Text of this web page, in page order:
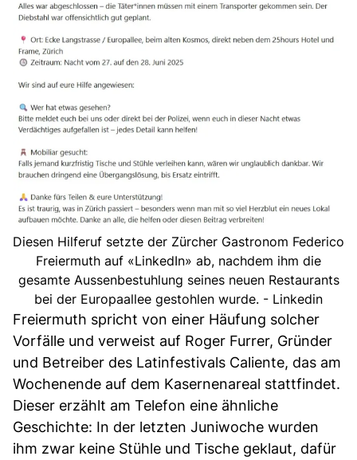
Diesen Hilferuf setzte der Zürcher Gastronom Federico
Freiermuth auf «LinkedIn» ab, nachdem ihm die
gesamte Aussenbestuhlung seines neuen Restaurants
bei der Europaallee gestohlen wurde. - Linkedin
Freiermuth spricht von einer Häufung solcher
Vorfälle und verweist auf Roger Furrer, Gründer
und Betreiber des Latinfestivals Caliente, das am
Wochenende auf dem Kasernenareal stattfindet.
Dieser erzählt am Telefon eine ähnliche
Geschichte: In der letzten Juniwoche wurden
ihm zwar keine Stühle und Tische geklaut, dafür